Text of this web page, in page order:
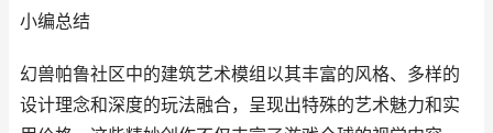
小编总结
幻兽帕鲁社区中的建筑艺术模组以其丰富的风格、多样的
设计理念和深度的玩法融合，呈现出特殊的艺术魅力和实